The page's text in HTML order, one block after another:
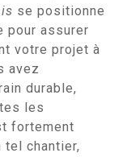
se positionne
pour assurer
votre projet à
avez
durable,
les
fortement
chantier,